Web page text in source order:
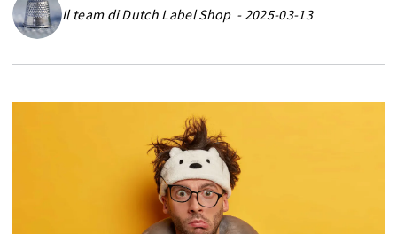
Il team di Dutch Label Shop - 2025-03-13